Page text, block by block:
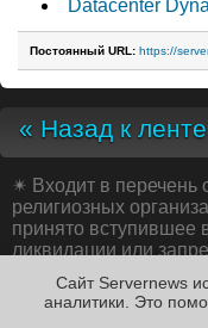
Datacenter
Постоянный URL: https://
« Назад к ленте
✴ Входит в
религиозных
принято вступившее
ликвидации или
№ 114-ФЗ «О
деятельности»;
Сайт Servernews
аналитики. Это